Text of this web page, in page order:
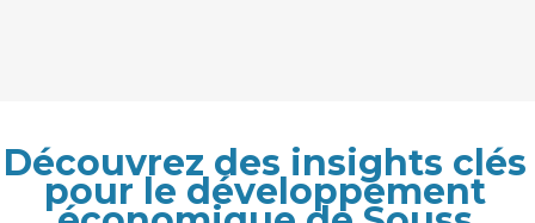
Découvrez des insights clés
pour le développement